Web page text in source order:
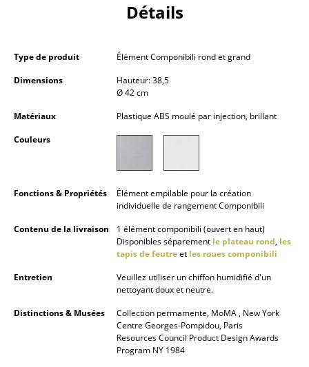
... voir tous les rangements
Appliques murales
Luminaires d’extérieur
... voir tous les luminaires
Détails
Type de produit
Élément Componibili rond et grand
Dimensions
Hauteur: 38,5
Ø 42 cm
Matériaux
Plastique ABS moulé par injection, brillant
Couleurs
Fonctions & Propriétés
Élément empilable pour la création
individuelle de rangement Componibili
Contenu de la livraison
1 élément componibili (ouvert en haut)
Disponibles séparement le plateau rond, les
tapis de feutreet les roues componibili
Entretien
Veuillez utiliser un chiffon humidifié d'un
nettoyant doux et neutre.
Distinctions & Musées
Collection permamente, MoMA , New York
Centre Georges-Pompidou, Paris
Resources Council Product Design Awards
Program NY 1984